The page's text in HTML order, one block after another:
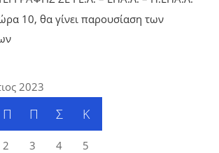
10, θα γίνει παρουσίαση των
2023
Π Π Σ Κ
2 3 4 5